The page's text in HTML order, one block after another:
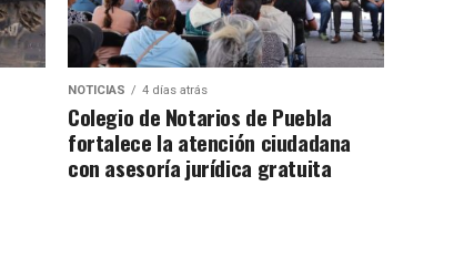
NOTICIAS 4 días atrás
Colegio de Notarios de Puebla
fortalece la atención ciudadana
con asesoría jurídica gratuita